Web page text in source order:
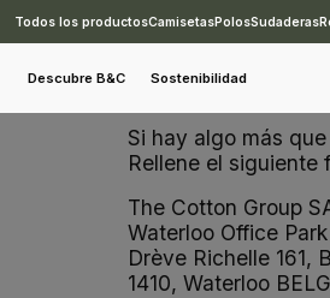
Todos los productosCamisetasPolosSudaderas
Descubre B&C Sostenibilidad
Contacto
Si hay algo más
Rellene el siguiente
The Cotton Group
Waterloo Office Park
Drève Richelle 161,
1410, Waterloo